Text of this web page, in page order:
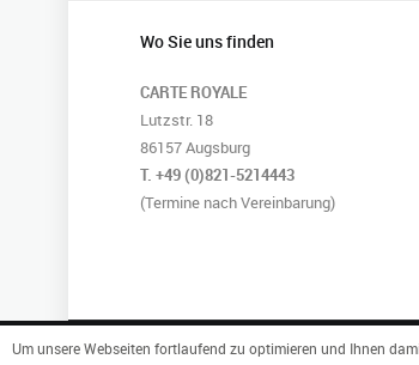
Wo Sie uns finden
CARTE ROYALE
Lutzstr. 18
86157 Augsburg
T. +49 (0)821-5214443
(Termine nach Vereinbarung)
CARTE ROYALE © 2026
Um unsere Webseiten fortlaufend zu optimieren und Ihnen